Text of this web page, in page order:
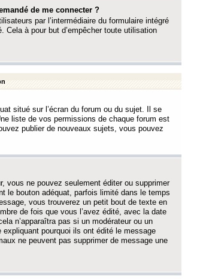
de me connecter ?
par l’intermédiaire du formulaire intégré
Cela à pour but d’empêcher toute utilisation
situé sur l’écran du forum ou du sujet. Il se
liste de vos permissions de chaque forum est
publier de nouveaux sujets, vous pouvez
vous ne pouvez seulement éditer ou supprimer
le bouton adéquat, parfois limité dans le temps
vous trouverez un petit bout de texte en
de fois que vous l’avez édité, avec la date
n’apparaîtra pas si un modérateur ou un
pourquoi ils ont édité le message
ne peuvent pas supprimer de message une